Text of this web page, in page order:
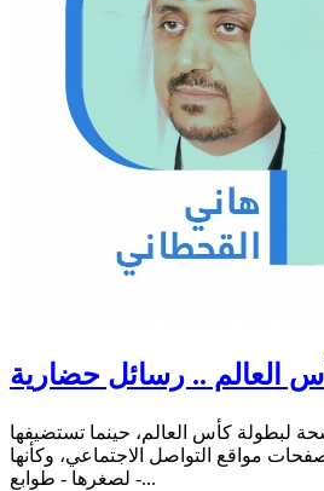
العالم .. رسائل حضارية
لبطولة كأس العالم، حينما تستضيفها
2034، على صفحات مواقع التواصل الاجتماعي، وكأنها
- لصغرها - طوابع...